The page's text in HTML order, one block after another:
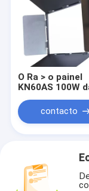
O Ra > o painel
KN60AS 100W
suave de 96
emissores de luz
projetou para
do filme e do
contacto